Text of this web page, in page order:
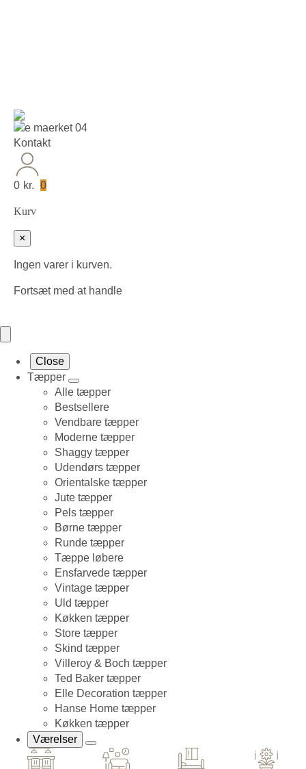
Kontakt
0 kr. 0
Kurv
×
Ingen varer i kurven.
Fortsæt med at handle
Close
Tæpper
Alle tæpper
Bestsellere
Vendbare tæpper
Moderne tæpper
Shaggy tæpper
Udendørs tæpper
Orientalske tæpper
Jute tæpper
Pels tæpper
Børne tæpper
Runde tæpper
Tæppe løbere
Ensfarvede tæpper
Vintage tæpper
Uld tæpper
Køkken tæpper
Store tæpper
Skind tæpper
Villeroy & Boch tæpper
Ted Baker tæpper
Elle Decoration tæpper
Hanse Home tæpper
Køkken tæpper
Værelser